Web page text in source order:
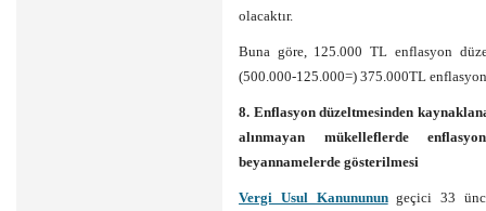
olacaktır.
Buna göre, 125.000 TL enflasyon
(500.000-125.000=) 375.000TL
8. Enflasyon düzeltmesinden
alınmayan mükelleflerde
beyannamelerde gösterilmesi
Vergi Usul Kanununungeçici 33